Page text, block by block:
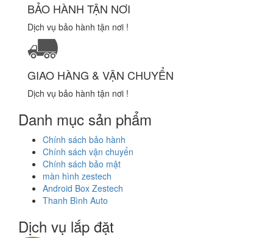
BẢO HÀNH TẬN NƠI
Dịch vụ bảo hành tận nơi !
GIAO HÀNG & VẬN CHUYỂN
Dịch vụ bảo hành tận nơi !
Danh mục sản phẩm
Chính sách bảo hành
Chính sách vận chuyển
Chính sách bảo mật
màn hình zestech
Android Box Zestech
Thanh Bình Auto
Dịch vụ lắp đặt